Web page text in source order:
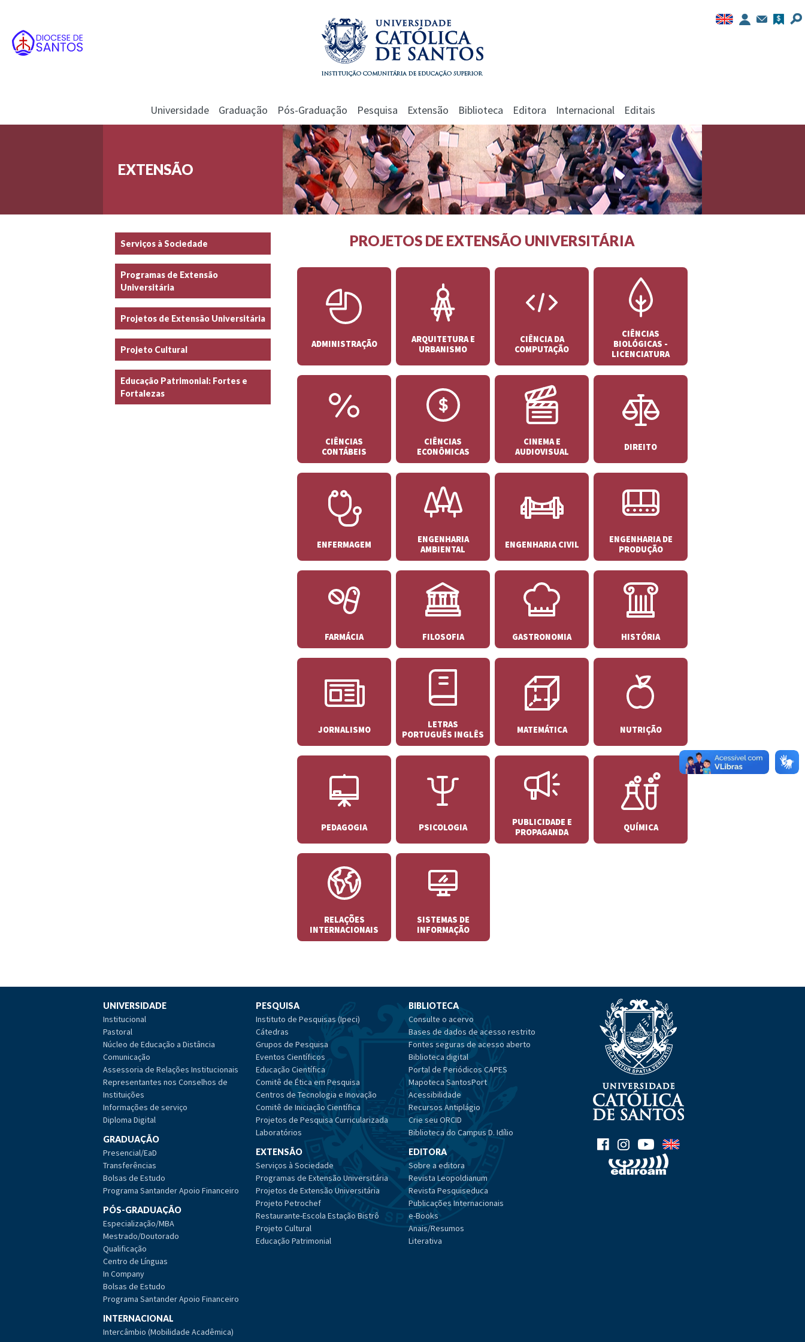
Universidade Graduação Pós-Graduação Pesquisa Extensão Biblioteca Editora Internacional Editais
EXTENSÃO
PROJETOS DE EXTENSÃO UNIVERSITÁRIA
ADMINISTRAÇÃO
ARQUITETURA E
URBANISMO
CIÊNCIA DA
COMPUTAÇÃO
CIÊNCIAS
BIOLÓGICAS -
LICENCIATURA
CIÊNCIAS
CONTÁBEIS
CIÊNCIAS
ECONÔMICAS
CINEMA E
AUDIOVISUAL
DIREITO
ENFERMAGEM
ENGENHARIA
AMBIENTAL
ENGENHARIA CIVIL
ENGENHARIA DE
PRODUÇÃO
FARMÁCIA FILOSOFIA GASTRONOMIA HISTÓRIA
JORNALISMO
LETRAS
PORTUGUÊS INGLÊS
MATEMÁTICA NUTRIÇÃO
PEDAGOGIA PSICOLOGIA
PUBLICIDADE E
PROPAGANDA
QUÍMICA
RELAÇÕES
INTERNACIONAIS
SISTEMAS DE
INFORMAÇÃO
Serviços à Sociedade
Programas de Extensão
Universitária
Projetos de Extensão Universitária
Projeto Cultural
Educação Patrimonial: Fortes e
Fortalezas
UNIVERSIDADE
Institucional
Pastoral
Núcleo de Educação a Distância
Comunicação
Assessoria de Relações Institucionais
Representantes nos Conselhos de
Instituições
Informações de serviço
Diploma Digital
GRADUAÇÃO
Presencial/EaD
Transferências
Bolsas de Estudo
Programa Santander Apoio Financeiro
PÓS-GRADUAÇÃO
Especialização/MBA
Mestrado/Doutorado
Qualificação
Centro de Línguas
In Company
Bolsas de Estudo
Programa Santander Apoio Financeiro
PESQUISA
Instituto de Pesquisas (Ipeci)
Cátedras
Grupos de Pesquisa
Eventos Científicos
Educação Científica
Comitê de Ética em Pesquisa
Centros de Tecnologia e Inovação
Comitê de Iniciação Científica
Projetos de Pesquisa Curricularizada
Laboratórios
EXTENSÃO
Serviços à Sociedade
Programas de Extensão Universitária
Projetos de Extensão Universitária
Projeto Petrochef
Restaurante-Escola Estação Bistrô
Projeto Cultural
Educação Patrimonial
BIBLIOTECA
Consulte o acervo
Bases de dados de acesso restrito
Fontes seguras de acesso aberto
Biblioteca digital
Portal de Periódicos CAPES
Mapoteca SantosPort
Acessibilidade
Recursos Antiplágio
Crie seu ORCID
Biblioteca do Campus D. Idílio
EDITORA
Sobre a editora
Revista Leopoldianum
Revista Pesquiseduca
Publicações Internacionais
e-Books
Anais/Resumos
Literativa
INTERNACIONAL
Intercâmbio (Mobilidade Acadêmica)